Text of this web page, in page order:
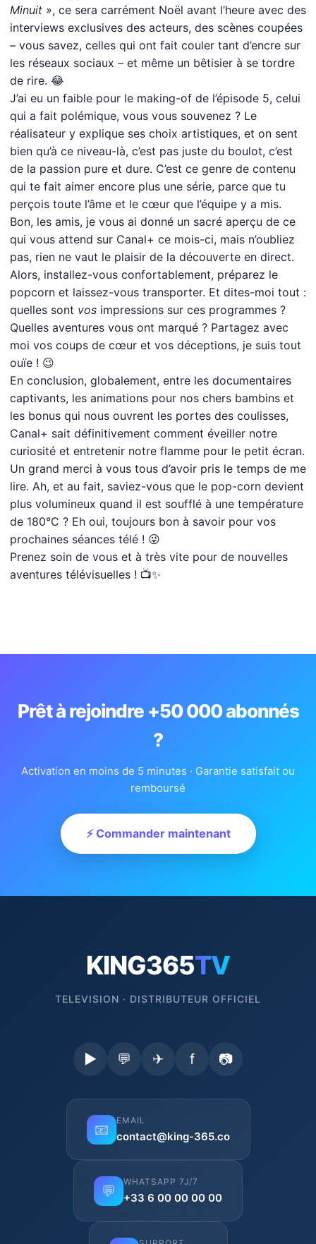
Minuit », ce sera carrément Noël avant l’heure avec des
interviews exclusives des acteurs, des scènes coupées
– vous savez, celles qui ont fait couler tant d’encre sur
les réseaux sociaux – et même un bêtisier à se tordre
de rire. 😂
J’ai eu un faible pour le making-of de l’épisode 5, celui
qui a fait polémique, vous vous souvenez ? Le
réalisateur y explique ses choix artistiques, et on sent
bien qu’à ce niveau-là, c’est pas juste du boulot, c’est
de la passion pure et dure. C’est ce genre de contenu
qui te fait aimer encore plus une série, parce que tu
perçois toute l’âme et le cœur que l’équipe y a mis.
Bon, les amis, je vous ai donné un sacré aperçu de ce
qui vous attend sur Canal+ ce mois-ci, mais n’oubliez
pas, rien ne vaut le plaisir de la découverte en direct.
Alors, installez-vous confortablement, préparez le
popcorn et laissez-vous transporter. Et dites-moi tout :
quelles sont vos impressions sur ces programmes ?
Quelles aventures vous ont marqué ? Partagez avec
moi vos coups de cœur et vos déceptions, je suis tout
ouïe ! 😉
En conclusion, globalement, entre les documentaires
captivants, les animations pour nos chers bambins et
les bonus qui nous ouvrent les portes des coulisses,
Canal+ sait définitivement comment éveiller notre
curiosité et entretenir notre flamme pour le petit écran.
Un grand merci à vous tous d’avoir pris le temps de me
lire. Ah, et au fait, saviez-vous que le pop-corn devient
plus volumineux quand il est soufflé à une température
de 180°C ? Eh oui, toujours bon à savoir pour vos
prochaines séances télé ! 😜
Prenez soin de vous et à très vite pour de nouvelles
aventures télévisuelles ! 📺✨
Prêt à rejoindre +50 000 abonnés
?
Activation en moins de 5 minutes · Garantie satisfait ou
remboursé
⚡ Commander maintenant
KING365TV
TELEVISION · DISTRIBUTEUR OFFICIEL
▶ 💬 ✈ f 📷
📧
EMAIL
contact@king-365.co
💬
WHATSAPP 7J/7
+33 6 00 00 00 00